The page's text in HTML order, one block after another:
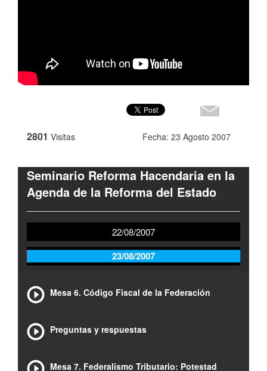
2801 Visitas Fecha: 23 Agosto 2007
Seminario Reforma Hacendaria en la
Agenda de la Reforma del Estado
22/08/2007
23/08/2007
Mesa 6. Código Fiscal de la Federación
Preguntas y respuestas
Mesa 7. Federalismo Tributario: Potestad